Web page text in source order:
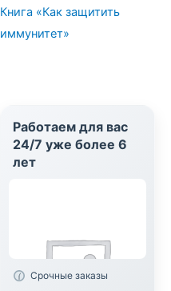
Книга «Как защитить
иммунитет»
Работаем для вас
24/7 уже более 6
лет
Срочные заказы